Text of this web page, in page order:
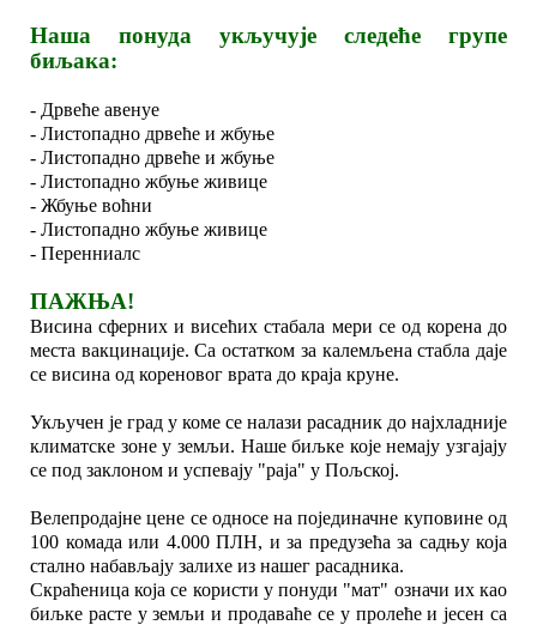
Наша понуда укључује следеће групе
биљака:
- Дрвеће авенуе
- Листопадно дрвеће и жбуње
- Листопадно дрвеће и жбуње
- Листопадно жбуње живице
- Жбуње воћни
- Листопадно жбуње живице
- Перенниалс
ПАЖЊА!
Висина сферних и висећих стабала мери се од корена до
места вакцинације. Са остатком за калемљена стабла даје
се висина од кореновог врата до краја круне.
Укључен је град у коме се налази расадник до најхладније
климатске зоне у земљи. Наше биљке које немају узгајају
се под заклоном и успевају "раја" у Пољској.
Велепродајне цене се односе на појединачне куповине од
100 комада или 4.000 ПЛН, и за предузећа за садњу која
стално набављају залихе из нашег расадника.
Скраћеница која се користи у понуди "мат" означи их као
биљке расте у земљи и продаваће се у пролеће и јесен са